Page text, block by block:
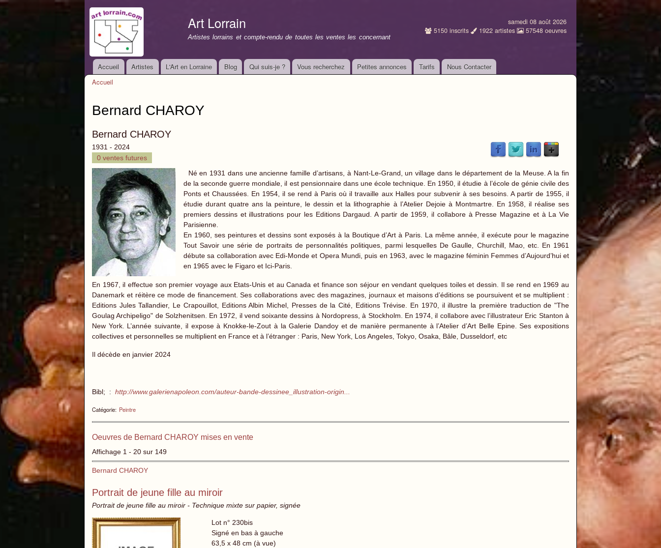
Art Lorrain
Artistes lorrains et compte-rendu de toutes les ventes les concernant
samedi 08 août 2026
5150 inscrits 1922 artistes 57548 oeuvres
Menu principal
Accueil Artistes L'Art en Lorraine Blog Qui suis-je ? Vous recherchez Petites annonces Tarifs Nous Contacter
Accueil
Bernard CHAROY
Bernard CHAROY
1931 - 2024
0 ventes futures
Né en 1931 dans une ancienne famille d’artisans, à Nant-Le-Grand, un village dans le département de la Meuse. A la fin
de la seconde guerre mondiale, il est pensionnaire dans une école technique. En 1950, il étudie à l’école de génie civile des
Ponts et Chaussées. En 1954, il se rend à Paris où il travaille aux Halles pour subvenir à ses besoins. A partir de 1955, il
étudie durant quatre ans la peinture, le dessin et la lithographie à l’Atelier Dejoie à Montmartre. En 1958, il réalise ses
premiers dessins et illustrations pour les Editions Dargaud. A partir de 1959, il collabore à Presse Magazine et à La Vie
Parisienne.
En 1960, ses peintures et dessins sont exposés à la Boutique d’Art à Paris. La même année, il exécute pour le magazine
Tout Savoir une série de portraits de personnalités politiques, parmi lesquelles De Gaulle, Churchill, Mao, etc. En 1961
débute sa collaboration avec Edi-Monde et Opera Mundi, puis en 1963, avec le magazine féminin Femmes d’Aujourd’hui et
en 1965 avec le Figaro et Ici-Paris.
En 1967, il effectue son premier voyage aux Etats-Unis et au Canada et finance son séjour en vendant quelques toiles et dessin. Il se rend en 1969 au
Danemark et réitère ce mode de financement. Ses collaborations avec des magazines, journaux et maisons d’éditions se poursuivent et se multiplient :
Editions Jules Tallandier, Le Crapouillot, Editions Albin Michel, Presses de la Cité, Editions Trévise. En 1970, il illustre la première traduction de "The
Goulag Archipeligo" de Solzhenitsen. En 1972, il vend soixante dessins à Nordopress, à Stockholm. En 1974, il collabore avec l’illustrateur Eric Stanton à
New York. L’année suivante, il expose à Knokke-le-Zout à la Galerie Dandoy et de manière permanente à l’Atelier d’Art Belle Epine. Ses expositions
collectives et personnelles se multiplient en France et à l’étranger : Paris, New York, Los Angeles, Tokyo, Osaka, Bâle, Dusseldorf, etc
Il décède en janvier 2024
Bibl; : http://www.galerienapoleon.com/auteur-bande-dessinee_illustration-origin...
Catégorie: Peintre
Oeuvres de Bernard CHAROY mises en vente
Affichage 1 - 20 sur 149
Bernard CHAROY
Portrait de jeune fille au miroir
Portrait de jeune fille au miroir - Technique mixte sur papier, signée
Lot n° 230bis
Signé en bas à gauche
63,5 x 48 cm (à vue)